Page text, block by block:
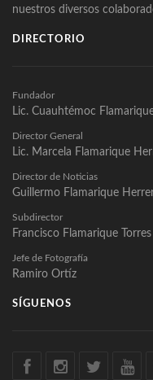
nuestros diversos
DIRECTORIO
Fundador
Lic. Cuauhtémoc
Director General
Lic. Marcela Flamarique
Director de Noticias
Guillermo Flamarique
Subdirector
Francisco Flamarique Torres
Jefe de Fotografía
Ramiro Ortíz
SÍGUENOS